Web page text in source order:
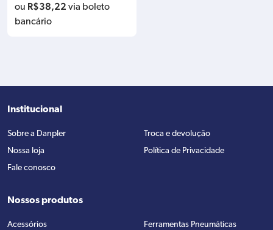
ou R$38,22 via boleto
bancário
Institucional
Sobre a Danpler
Nossa loja
Fale conosco
Troca e devolução
Política de Privacidade
Nossos produtos
Acessórios
Ferramentas Pneumáticas